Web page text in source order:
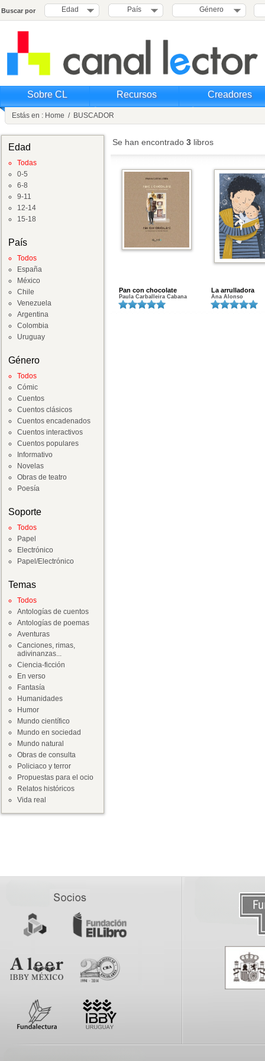
Buscar por Edad País Género
Sobre CL Recursos Creadores
Estás en : Home / BUSCADOR
Edad
Todas
0-5
6-8
9-11
12-14
15-18
País
Todos
España
México
Chile
Venezuela
Argentina
Colombia
Uruguay
Género
Todos
Cómic
Cuentos
Cuentos clásicos
Cuentos encadenados
Cuentos interactivos
Cuentos populares
Informativo
Novelas
Obras de teatro
Poesía
Soporte
Todos
Papel
Electrónico
Papel/Electrónico
Temas
Todos
Antologías de cuentos
Antologías de poemas
Aventuras
Canciones, rimas,
adivinanzas...
Ciencia-ficción
En verso
Fantasía
Humanidades
Humor
Mundo científico
Mundo en sociedad
Mundo natural
Obras de consulta
Policiaco y terror
Propuestas para el ocio
Relatos históricos
Vida real
Se han encontrado 3 libros
Pan con chocolate
Paula Carballeira Cabana
La arrulladora
Ana Alonso